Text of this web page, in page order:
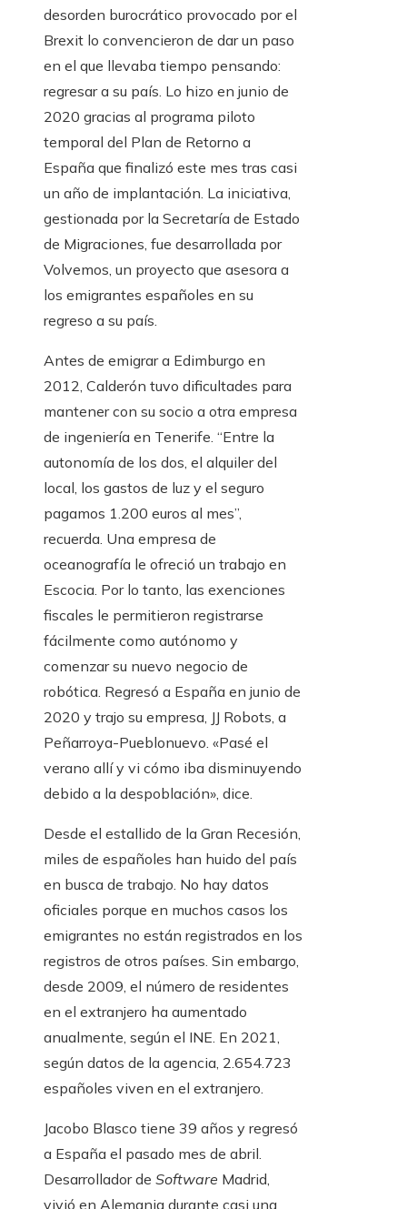
desorden burocrático provocado por el
Brexit lo convencieron de dar un paso
en el que llevaba tiempo pensando:
regresar a su país. Lo hizo en junio de
2020 gracias al programa piloto
temporal del Plan de Retorno a
España que finalizó este mes tras casi
un año de implantación. La iniciativa,
gestionada por la Secretaría de Estado
de Migraciones, fue desarrollada por
Volvemos, un proyecto que asesora a
los emigrantes españoles en su
regreso a su país.
Antes de emigrar a Edimburgo en
2012, Calderón tuvo dificultades para
mantener con su socio a otra empresa
de ingeniería en Tenerife. “Entre la
autonomía de los dos, el alquiler del
local, los gastos de luz y el seguro
pagamos 1.200 euros al mes”,
recuerda. Una empresa de
oceanografía le ofreció un trabajo en
Escocia. Por lo tanto, las exenciones
fiscales le permitieron registrarse
fácilmente como autónomo y
comenzar su nuevo negocio de
robótica. Regresó a España en junio de
2020 y trajo su empresa, JJ Robots, a
Peñarroya-Pueblonuevo. «Pasé el
verano allí y vi cómo iba disminuyendo
debido a la despoblación», dice.
Desde el estallido de la Gran Recesión,
miles de españoles han huido del país
en busca de trabajo. No hay datos
oficiales porque en muchos casos los
emigrantes no están registrados en los
registros de otros países. Sin embargo,
desde 2009, el número de residentes
en el extranjero ha aumentado
anualmente, según el INE. En 2021,
según datos de la agencia, 2.654.723
españoles viven en el extranjero.
Jacobo Blasco tiene 39 años y regresó
a España el pasado mes de abril.
Desarrollador de Software Madrid,
vivió en Alemania durante casi una